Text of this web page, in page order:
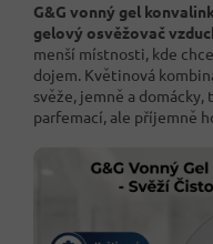
G&G vonný gel
gelový osvěžovač
menší místnosti, kde
dojem. Květinová
svěže, jemně a
parfemací, ale příjemně